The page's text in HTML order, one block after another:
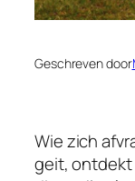
Geschreven door
Wie zich
geit, ontdekt